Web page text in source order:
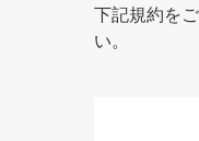
下記規約を
い。